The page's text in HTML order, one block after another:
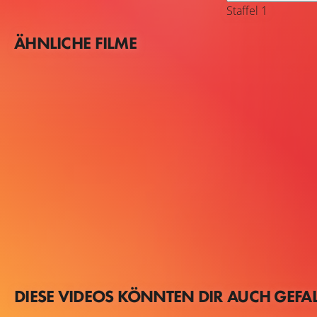
Staffel 1
ÄHNLICHE FILME
DIESE VIDEOS KÖNNTEN DIR AUCH